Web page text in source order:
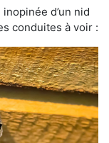
d’un nid
conduites à voir :